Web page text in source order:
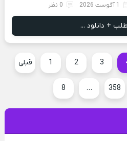
1 آگوست 2026 0 نظر
+ دانلود ...
قبلی 1 2 3
8 … 358